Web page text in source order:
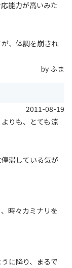
能力が高いみた
、体調を崩され
by ふま
2011-08-19
りも、とても涼
滞している気が
時々カミナリを
に降り、まるで